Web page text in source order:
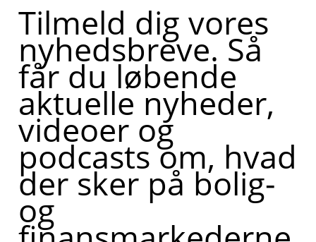
Tilmeld dig vores
nyhedsbreve. Så
får du løbende
aktuelle nyheder,
videoer og
podcasts om, hvad
der sker på bolig-
og